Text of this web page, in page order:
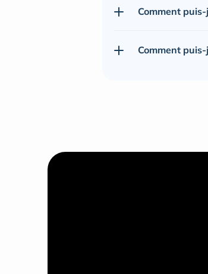
Comment
Comment